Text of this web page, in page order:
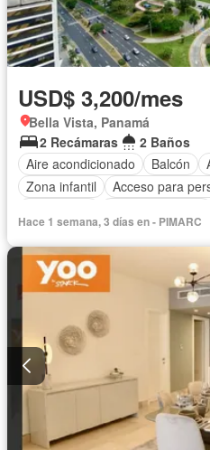
USD$ 3,200/mes
Bella Vista, Panamá
2 Recámaras
2 Baños
Aire acondicionado
Balcón
Zona infantil
Acceso para
Internet
Ascensor Gas
Seguridad
Piscina
Hace 1 semana, 3 días en - PIMARC